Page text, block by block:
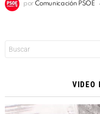
por Comunicación PSOE
VIDEO
Reproductor